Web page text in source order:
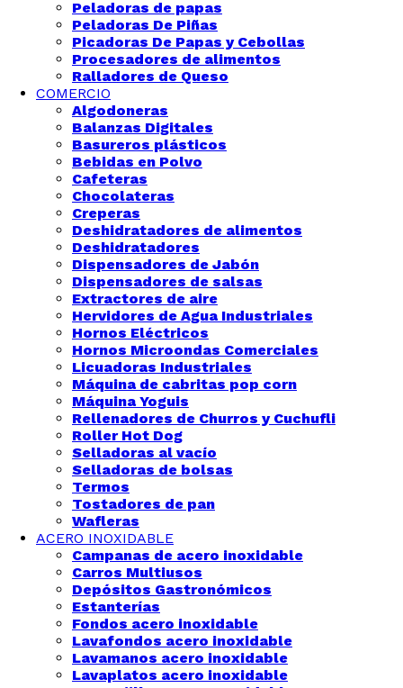
Peladoras de papas
Peladoras De Piñas
Picadoras De Papas y Cebollas
Procesadores de alimentos
Ralladores de Queso
COMERCIO
Algodoneras
Balanzas Digitales
Basureros plásticos
Bebidas en Polvo
Cafeteras
Chocolateras
Creperas
Deshidratadores de alimentos
Deshidratadores
Dispensadores de Jabón
Dispensadores de salsas
Extractores de aire
Hervidores de Agua Industriales
Hornos Eléctricos
Hornos Microondas Comerciales
Licuadoras Industriales
Máquina de cabritas pop corn
Máquina Yoguis
Rellenadores de Churros y Cuchufli
Roller Hot Dog
Selladoras al vacío
Selladoras de bolsas
Termos
Tostadores de pan
Wafleras
ACERO INOXIDABLE
Campanas de acero inoxidable
Carros Multiusos
Depósitos Gastronómicos
Estanterías
Fondos acero inoxidable
Lavafondos acero inoxidable
Lavamanos acero inoxidable
Lavaplatos acero inoxidable